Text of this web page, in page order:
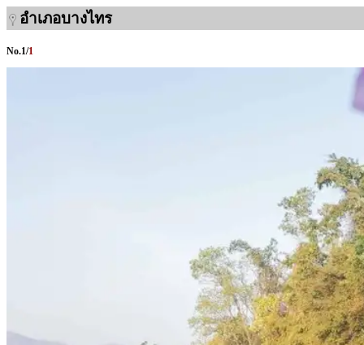
อำเภอบางไทร
No.1/1